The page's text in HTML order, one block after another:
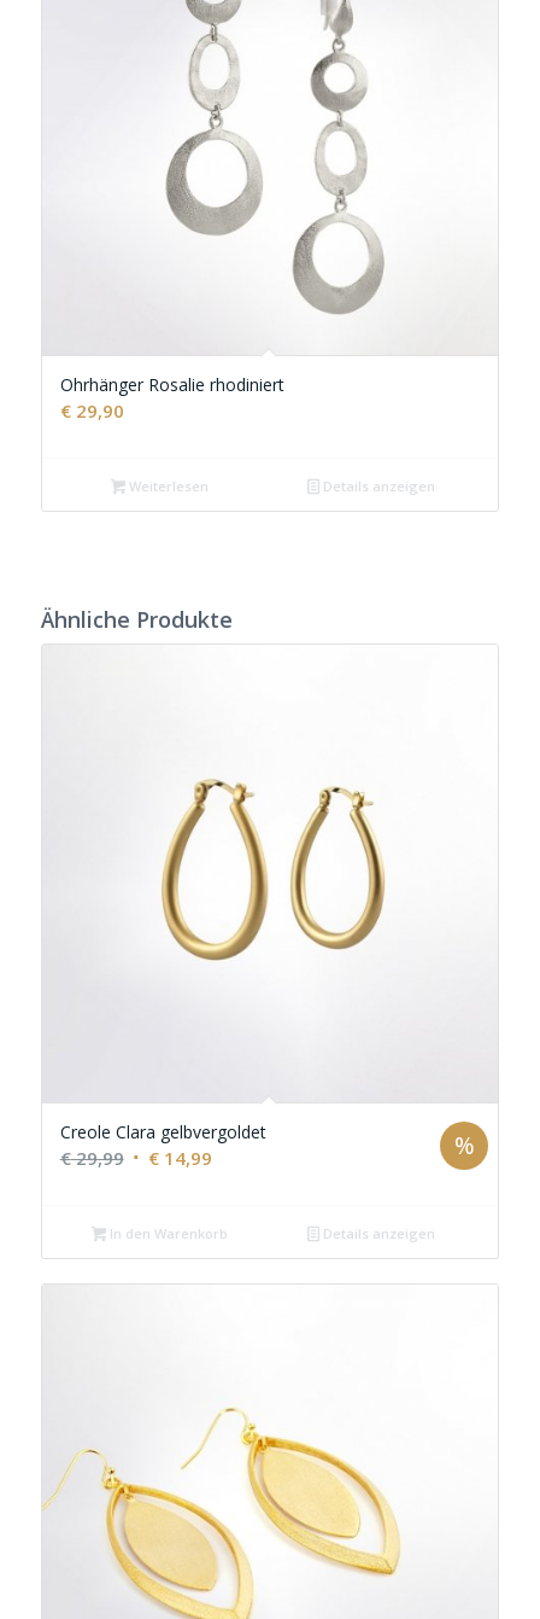
Ohrhänger Rosalie rhodiniert
€29,90
Weiterlesen Details anzeigen
Ähnliche Produkte
Creole Clara gelbvergoldet
€29,99 Ursprünglicher
€ 29,99
€14,99Aktueller
€ 14,99.
%
In den Warenkorb Details anzeigen